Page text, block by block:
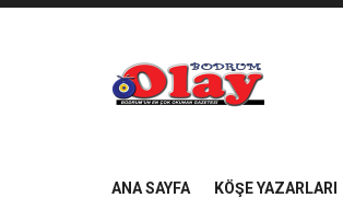
ANA SAYFA KÖŞE YAZARLARI